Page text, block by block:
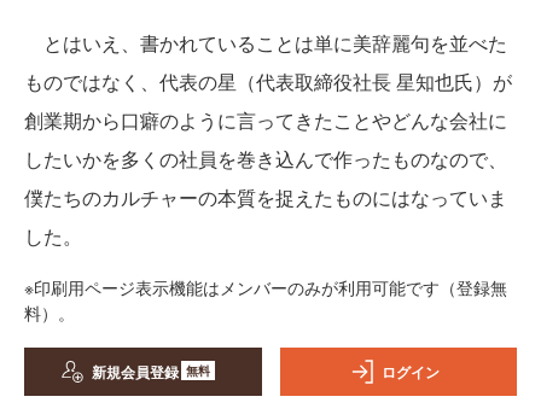
とはいえ、書かれていることは単に美辞麗句を並べた
ものではなく、代表の星（代表取締役社長 星知也氏）が
創業期から口癖のように言ってきたことやどんな会社に
したいかを多くの社員を巻き込んで作ったものなので、
僕たちのカルチャーの本質を捉えたものにはなっていま
した。
※印刷用ページ表示機能はメンバーのみが利用可能です（登録無
料）。
新規会員登録 無料 ログイン